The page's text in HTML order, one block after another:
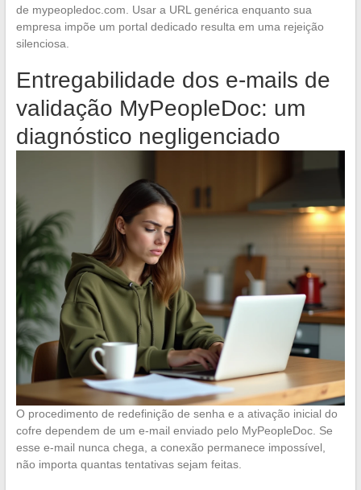
de mypeopledoc.com. Usar a URL genérica enquanto sua
empresa impõe um portal dedicado resulta em uma rejeição
silenciosa.
Entregabilidade dos e-mails de
validação MyPeopleDoc: um
diagnóstico negligenciado
O procedimento de redefinição de senha e a ativação inicial do
cofre dependem de um e-mail enviado pelo MyPeopleDoc. Se
esse e-mail nunca chega, a conexão permanece impossível,
não importa quantas tentativas sejam feitas.